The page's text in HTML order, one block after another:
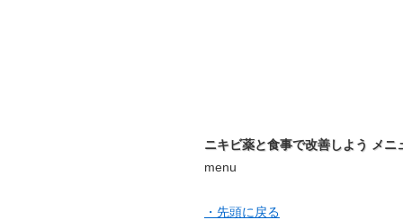
ニキビ薬と食事で改善しよう メニ
menu
・先頭に戻る